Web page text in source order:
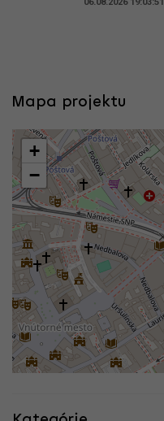
Mapa projektu
+
−